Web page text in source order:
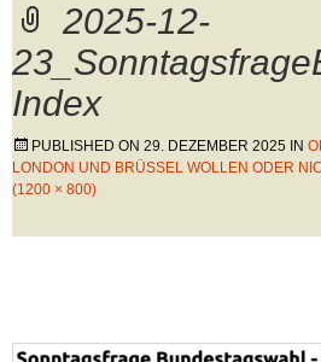
2025-12-
Index
PUBLISHED ON 29. DEZEMBER 2025 IN
LONDON UND BRÜSSEL WOLLEN ODER
(1200 × 800)